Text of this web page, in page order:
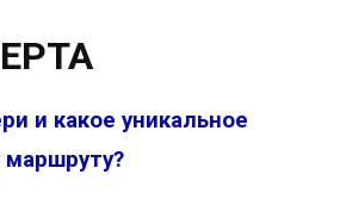
и какое уникальное